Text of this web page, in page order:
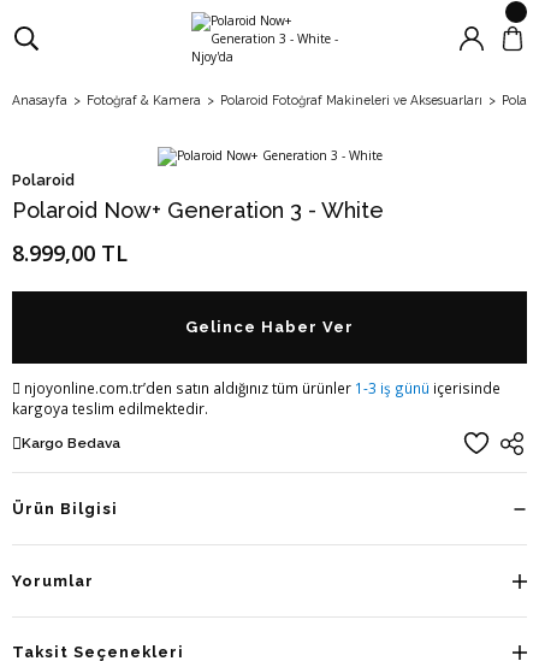
Anasayfa Fotoğraf & Kamera Polaroid Fotoğraf Makineleri ve Aksesuarları
Polaroid
Polaroid Now+ Generation 3 - White
8.999,00 TL
Gelince Haber Ver
njoyonline.com.tr’den satın aldığınız tüm ürünler 1-3 iş günü içerisinde
kargoya teslim edilmektedir.
Kargo Bedava
Ürün Bilgisi
Yorumlar
Taksit Seçenekleri